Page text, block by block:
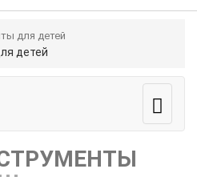
для детей
детей